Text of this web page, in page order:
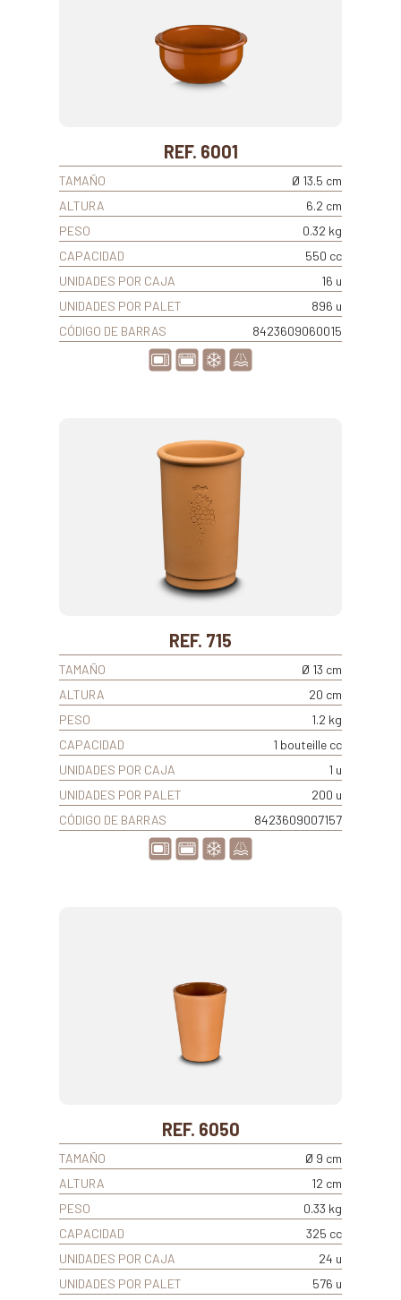
REF. 6001
TAMAÑO
Ø 13.5 cm
ALTURA
6.2 cm
PESO
0.32 kg
CAPACIDAD
550 cc
UNIDADES POR CAJA
16 u
UNIDADES POR PALET
896 u
CÓDIGO DE BARRAS
8423609060015
REF. 715
TAMAÑO
Ø 13 cm
ALTURA
20 cm
PESO
1.2 kg
CAPACIDAD
1 bouteille cc
UNIDADES POR CAJA
1 u
UNIDADES POR PALET
200 u
CÓDIGO DE BARRAS
8423609007157
REF. 6050
TAMAÑO
Ø 9 cm
ALTURA
12 cm
PESO
0.33 kg
CAPACIDAD
325 cc
UNIDADES POR CAJA
24 u
UNIDADES POR PALET
576 u